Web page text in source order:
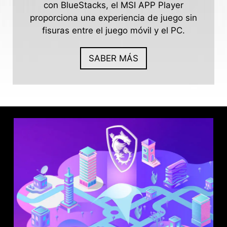
con BlueStacks, el MSI APP Player
proporciona una experiencia de juego sin
fisuras entre el juego móvil y el PC.
SABER MÁS